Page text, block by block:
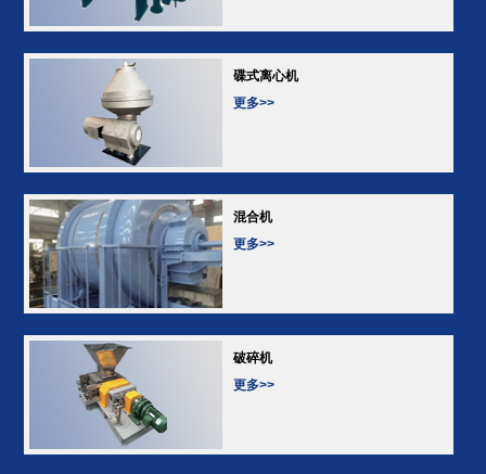
碟式离心机
更多>>
混合机
更多>>
破碎机
更多>>